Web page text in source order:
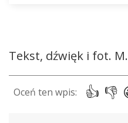
Tekst, dźwięk i fot.